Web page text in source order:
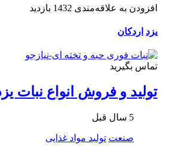
افزودن به علاقه‌مندی 1432 بازدید
یزد اردکان
تماس بگیرید
تولید و فروش انواع نبات
5 سال قبل
صنعت تولید مواد غذایی